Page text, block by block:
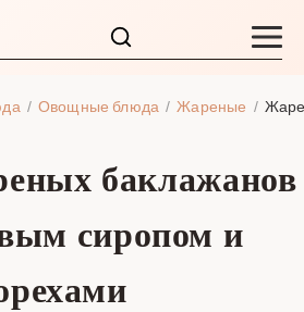
Овощные блюда Жареные
баклажанов
сиропом и